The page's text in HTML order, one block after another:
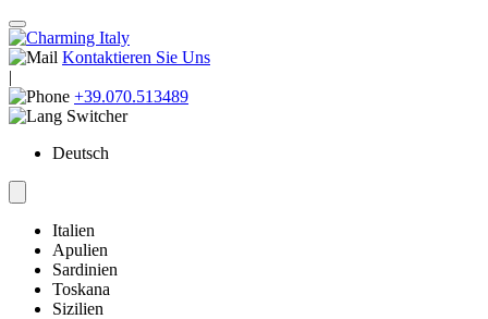
Kontaktieren Sie Uns
|
+39.070.513489
Deutsch
Italien
Apulien
Sardinien
Toskana
Sizilien